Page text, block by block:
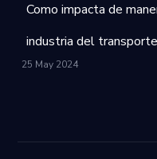
Como impacta de
industria del transporte
25 May 2024